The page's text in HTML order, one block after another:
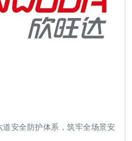
道安全防护体系，筑牢全场景安